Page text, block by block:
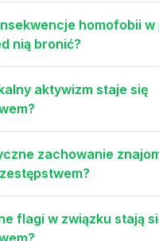
homofobii w
nią bronić?
aktywizm staje się
zachowanie
flagi w związku stają